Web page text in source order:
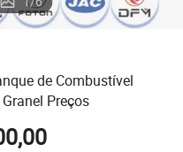
de Combustível
Preços